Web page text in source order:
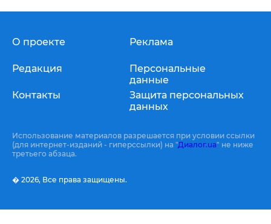
О проекте
Редакция
Контакты
Реклама
Персональные
данные
Защита персональных
данных
Использование материалов разрешается при условии ссылки
(для интернет-изданий - гиперссылки) на "Диалог.ua" не ниже
третьего абзаца.
� 2026, Все права защищены.